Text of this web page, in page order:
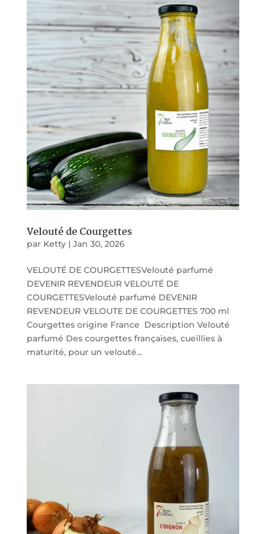
Velouté de Courgettes
par Ketty| Jan 30, 2026
VELOUTÉ DE COURGETTESVelouté parfumé
DEVENIR REVENDEUR VELOUTÉ DE
COURGETTESVelouté parfumé DEVENIR
REVENDEUR VELOUTE DE COURGETTES 700 ml
Courgettes origine France Description Velouté
parfumé Des courgettes françaises, cueillies à
maturité, pour un velouté...